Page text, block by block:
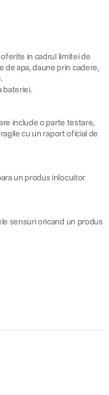
in cadrul limitei de
apa, daune prin cadere,
bateriei.
include o parte testare,
cu un raport oficial de
un produs inlocuitor
sensuri oricand un produs